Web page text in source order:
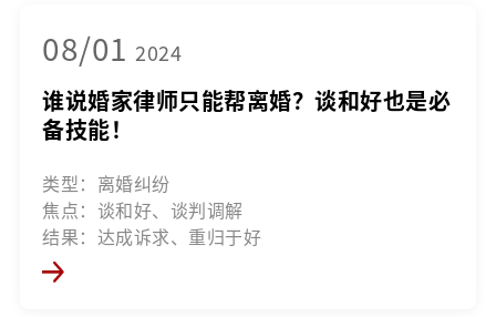
08/01 2024
谁说婚家律师只能帮离婚？谈和好也是必
备技能！
类型：离婚纠纷
焦点：谈和好、谈判调解
结果：达成诉求、重归于好